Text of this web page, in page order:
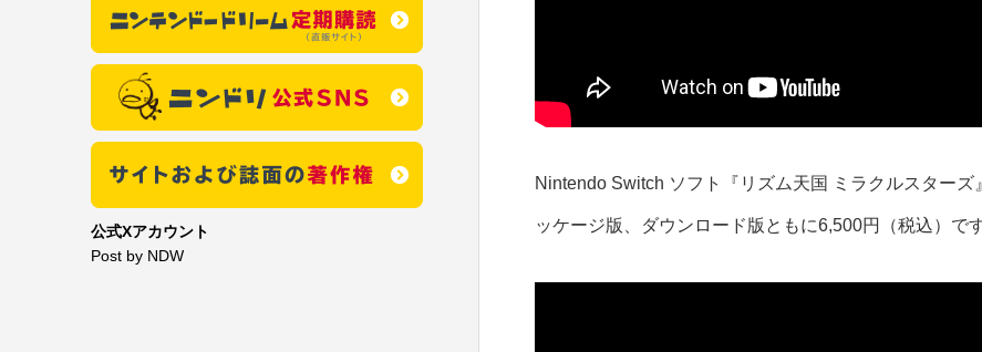
Nintendo Switch ソフト『リズム天国 ミラクルスターズ
ッケージ版、ダウンロード版ともに6,500円（税込）です
公式Xアカウント
Post by NDW